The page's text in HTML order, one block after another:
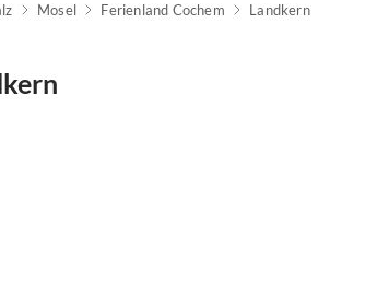
Mosel Ferienland Cochem Landkern